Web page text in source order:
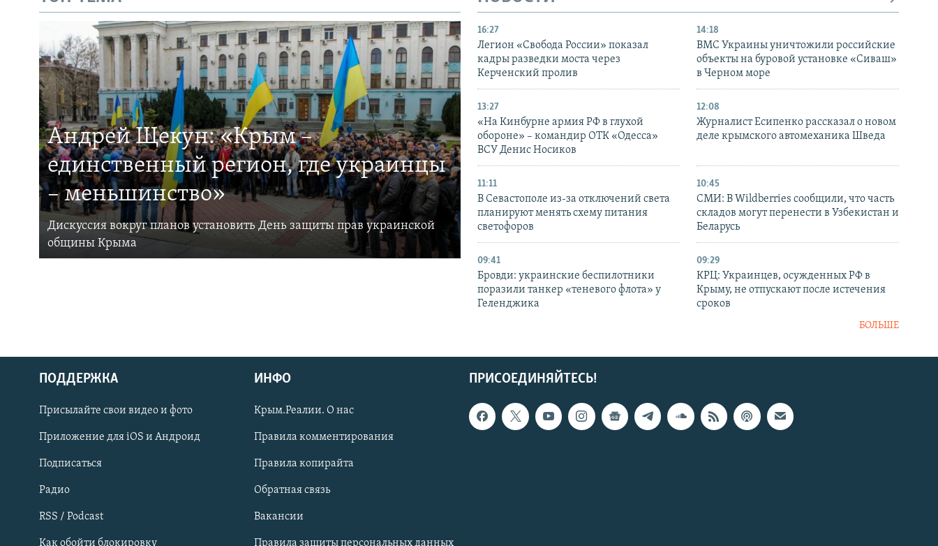
Українською
Qırımtatar
ПРИСОЕДИНЯЙТЕСЬ!
Андрей Щекун: «Крым –
единственный регион, где украинцы
– меньшинство»
Дискуссия вокруг планов установить День защиты прав украинской
общины Крыма
16:27
Легион «Свобода России» показал
кадры разведки моста через
Керченский пролив
14:18
ВМС Украины уничтожили российские
объекты на буровой установке «Сиваш»
в Черном море
13:27
«На Кинбурне армия РФ в глухой
обороне» – командир ОТК «Одесса»
ВСУ Денис Носиков
12:08
Журналист Есипенко рассказал о новом
деле крымского автомеханика Шведа
11:11
В Севастополе из-за отключений света
планируют менять схему питания
светофоров
10:45
СМИ: В Wildberries сообщили, что часть
складов могут перенести в Узбекистан и
Беларусь
09:41
Бровди: украинские беспилотники
поразили танкер «теневого флота» у
Геленджика
09:29
КРЦ: Украинцев, осужденных РФ в
Крыму, не отпускают после истечения
сроков
БОЛЬШЕ
ПРИСОЕДИНЯЙТЕСЬ!
ПОДДЕРЖКА
Присылайте свои видео и фото
Приложение для iOS и Андроид
Подписаться
Радио
RSS / Podcast
Как обойти блокировку
ИНФО
Крым.Реалии. О нас
Правила комментирования
Правила копирайта
Обратная связь
Вакансии
Правила защиты персональных данных